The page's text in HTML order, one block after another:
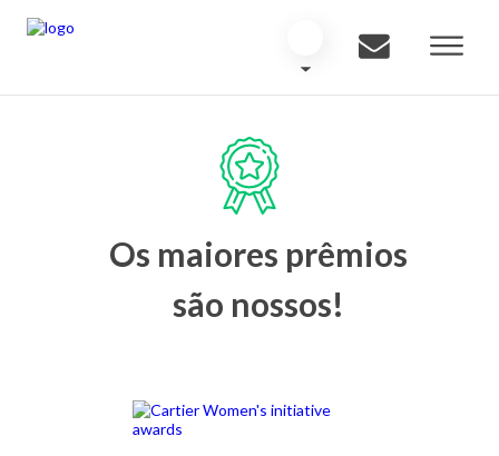
Os maiores prêmios
são nossos!